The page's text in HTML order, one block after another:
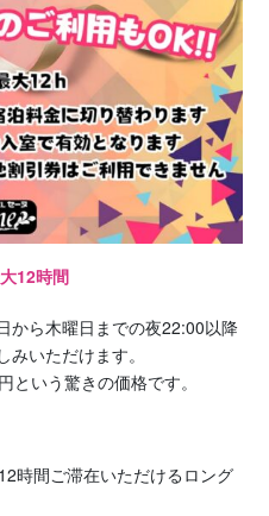
12時間
から木曜日までの夜22:00以降
いただけます。
いう驚きの価格です。
時間ご滞在いただけるロング